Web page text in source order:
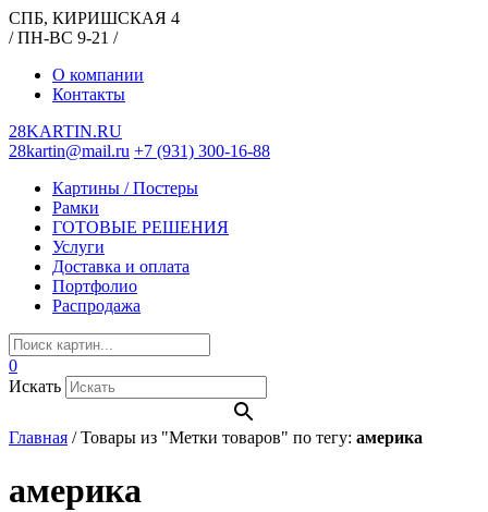
СПБ, КИРИШСКАЯ 4
/ ПН-ВС 9-21 /
О компании
Контакты
28KARTIN.RU
28kartin@mail.ru +7 (931) 300-16-88
Картины / Постеры
Рамки
ГОТОВЫЕ РЕШЕНИЯ
Услуги
Доставка и оплата
Портфолио
Распродажа
0
Искать
Главная /Товары из "Метки товаров" по тегу: америка
америка